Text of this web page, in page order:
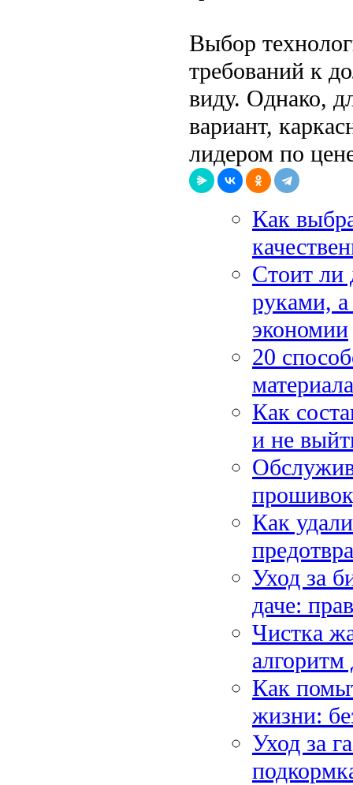
Выбор
требований к
виду. Однако,
вариант,
лидером по
Как
Стоит ли
руками, а
экономии
20
Как
и не
Как
Уход за
даче:
Чистка
алгоритм
Как
жизни:
Уход за